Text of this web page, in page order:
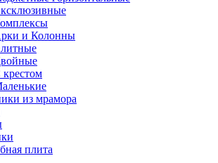
и Колонны
из мрамора
плита